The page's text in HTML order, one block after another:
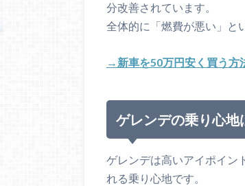
分改善されています。
全体的に「燃費が悪い」と
→新車を50万円安く買う方
ゲレンデの乗り心地
ゲレンデは高いアイポイン
れる乗り心地です。